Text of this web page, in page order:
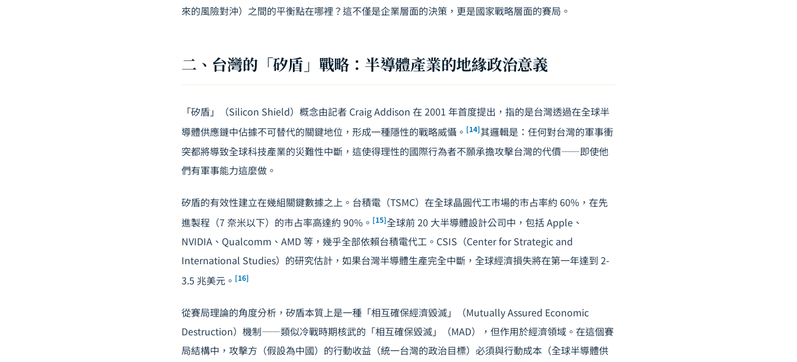
來的風險對沖）之間的平衡點在哪裡？這不僅是企業層面的決策，更是國家戰略層面的賽局。
二、台灣的「矽盾」戰略：半導體產業的地緣政治意義
「矽盾」（Silicon Shield）概念由記者 Craig Addison 在 2001 年首度提出，指的是台灣透過在全球半
導體供應鏈中佔據不可替代的關鍵地位，形成一種隱性的戰略威懾。 [14]其邏輯是：任何對台灣的軍事衝
突都將導致全球科技產業的災難性中斷，這使得理性的國際行為者不願承擔攻擊台灣的代價——即使他
們有軍事能力這麼做。
矽盾的有效性建立在幾組關鍵數據之上。台積電（TSMC）在全球晶圓代工市場的市占率約 60%，在先
進製程（7 奈米以下）的市占率高達約 90%。 [15]全球前 20 大半導體設計公司中，包括 Apple、
NVIDIA、Qualcomm、AMD 等，幾乎全部依賴台積電代工。CSIS（Center for Strategic and
International Studies）的研究估計，如果台灣半導體生產完全中斷，全球經濟損失將在第一年達到 2-
3.5 兆美元。 [16]
從賽局理論的角度分析，矽盾本質上是一種「相互確保經濟毀滅」（Mutually Assured Economic
Destruction）機制——類似冷戰時期核武的「相互確保毀滅」（MAD），但作用於經濟領域。在這個賽
局結構中，攻擊方（假設為中國）的行動收益（統一台灣的政治目標）必須與行動成本（全球半導體供